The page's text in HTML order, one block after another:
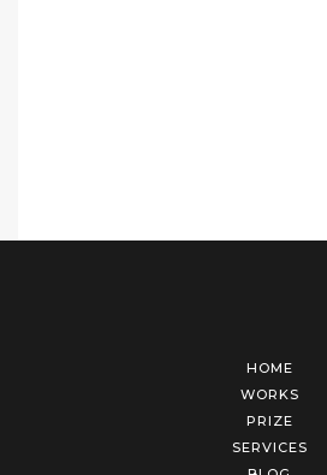
HOME
WORKS
PRIZE
SERVICES